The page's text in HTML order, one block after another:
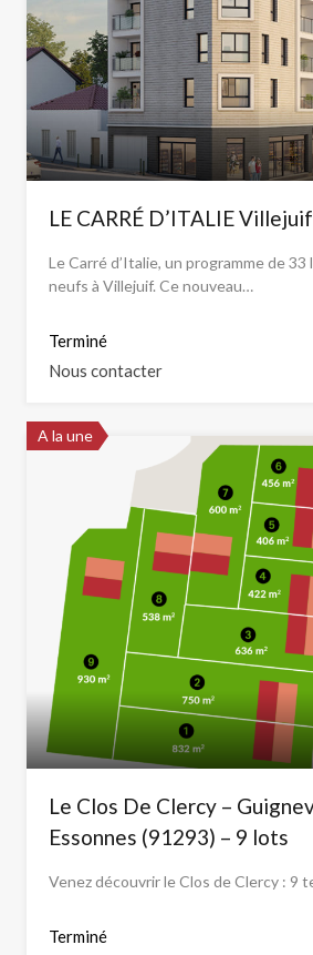
LE CARRÉ D’ITALIE
Le Carré d’Italie, un programme de
neufs à Villejuif. Ce nouveau…
Terminé
Nous contacter
A la une
Le Clos De Clercy –
Essonnes (91293) – 9 lots
Venez découvrir le Clos de Clercy : 9
Terminé